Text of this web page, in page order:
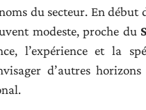
du secteur. En début
modeste, proche du
l’expérience et la
d’autres